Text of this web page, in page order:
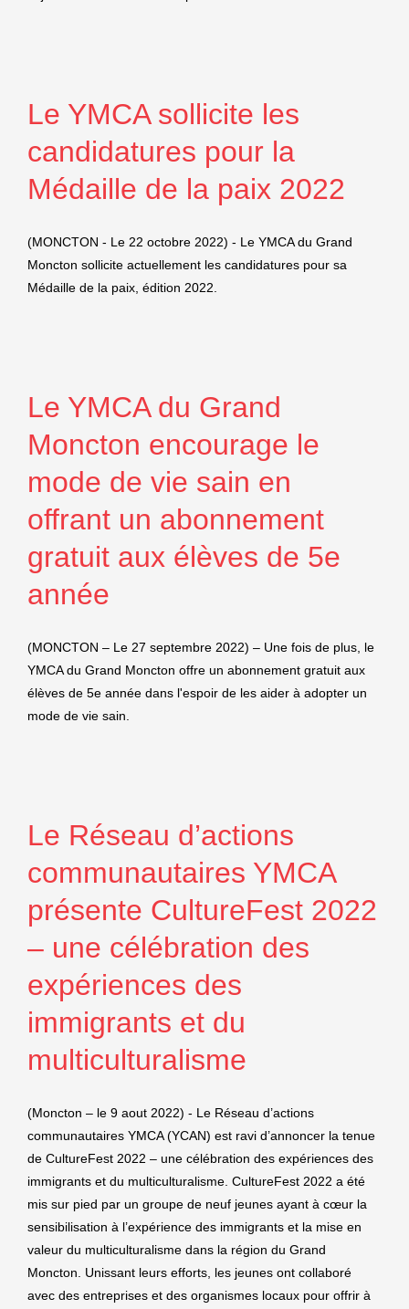
Le YMCA sollicite les
candidatures pour la
Médaille de la paix 2022
(MONCTON - Le 22 octobre 2022) - Le YMCA du Grand
Moncton sollicite actuellement les candidatures pour sa
Médaille de la paix, édition 2022.
Le YMCA du Grand
Moncton encourage le
mode de vie sain en
offrant un abonnement
gratuit aux élèves de 5e
année
(MONCTON – Le 27 septembre 2022) – Une fois de plus, le
YMCA du Grand Moncton offre un abonnement gratuit aux
élèves de 5e année dans l'espoir de les aider à adopter un
mode de vie sain.
Le Réseau d’actions
communautaires YMCA
présente CultureFest 2022
– une célébration des
expériences des
immigrants et du
multiculturalisme
(Moncton – le 9 aout 2022) - Le Réseau d’actions
communautaires YMCA (YCAN) est ravi d’annoncer la tenue
de CultureFest 2022 – une célébration des expériences des
immigrants et du multiculturalisme. CultureFest 2022 a été
mis sur pied par un groupe de neuf jeunes ayant à cœur la
sensibilisation à l’expérience des immigrants et la mise en
valeur du multiculturalisme dans la région du Grand
Moncton. Unissant leurs efforts, les jeunes ont collaboré
avec des entreprises et des organismes locaux pour offrir à